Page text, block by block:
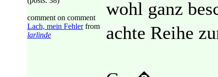
comment on comment
Lach, mein Fehlerfrom
larlinde
wohl ganz
achte Reihe